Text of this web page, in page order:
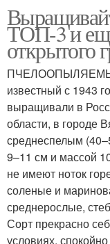
ТОП-3 и
открытого
известный с 1943
выращивали в
области, в городе
среднеспелым
9–11 см и массой
не имеют ноток
соленые и
среднерослые,
Сорт прекрасно
условиях,